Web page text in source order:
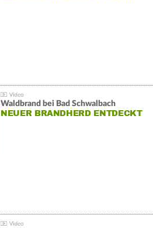
Waldbrand bei Bad Schwalbach
NEUER BRANDHERD ENTDECKT